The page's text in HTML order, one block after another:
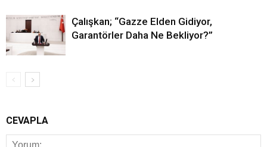
Çalışkan; “Gazze Elden Gidiyor,
Garantörler Daha Ne Bekliyor?”
CEVAPLA